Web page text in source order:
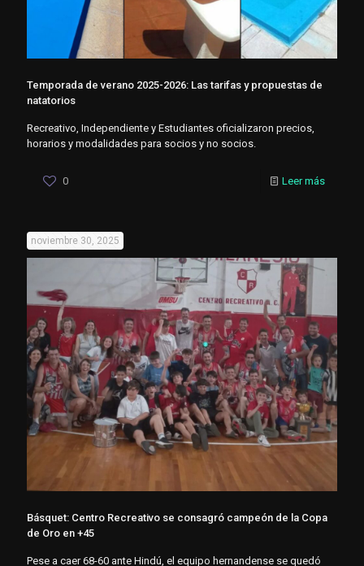
Temporada de verano 2025-2026: Las tarifas y propuestas de
natatorios
Recreativo, Independiente y Estudiantes oficializaron precios,
horarios y modalidades para socios y no socios.
0 Leer más
noviembre 30, 2025
Básquet: Centro Recreativo se consagró campeón de la Copa
de Oro en +45
Pese a caer 68-60 ante Hindú, el equipo hernandense se quedó